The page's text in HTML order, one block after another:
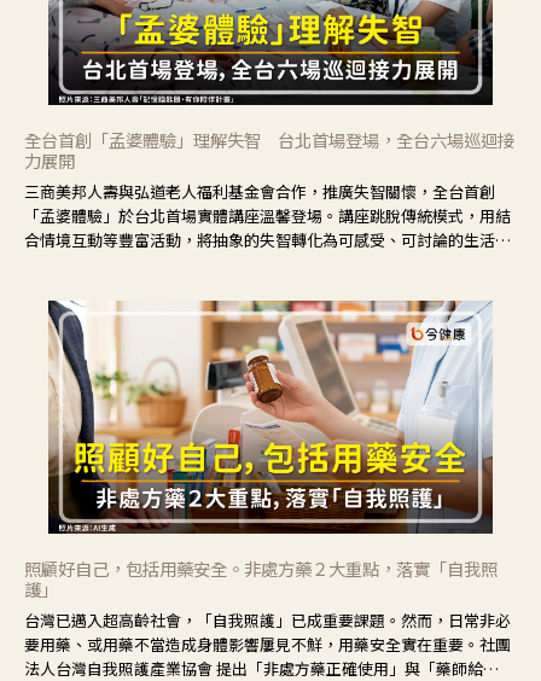
全台首創「孟婆體驗」理解失智 台北首場登場，全台六場巡迴接
力展開
三商美邦人壽與弘道老人福利基金會合作，推廣失智關懷，全台首創
「孟婆體驗」於台北首場實體講座溫馨登場。講座跳脫傳統模式，用結
合情境互動等豐富活動，將抽象的失智轉化為可感受、可討論的生活情
照顧好自己，包括用藥安全。非處方藥２大重點，落實「自我照
護」
台灣已邁入超高齡社會，「自我照護」已成重要課題。然而，日常非必
要用藥、或用藥不當造成身體影響屢見不鮮，用藥安全實在重要。社團
法人台灣自我照護產業協會 提出「非處方藥正確使用」與「藥師給